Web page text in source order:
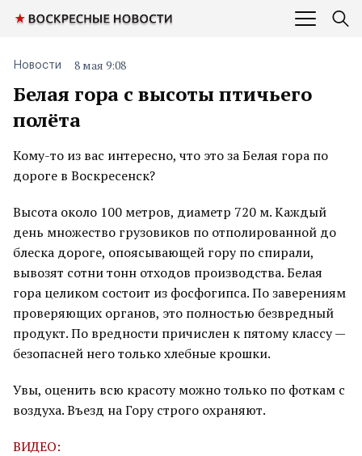
Белая гора с высоты птичьего
полёта
Новости 8 мая 9:08
Кому-то из вас интересно, что это за Белая гора по
дороге в Воскресенск?
Высота около 100 метров, диаметр 720 м. Каждый
день множество грузовиков по отполированной до
блеска дороге, опоясывающей гору по спирали,
вывозят сотни тонн отходов производства. Белая
гора целиком состоит из фосфогипса. По заверениям
проверяющих органов, это полностью безвредный
продукт. По вредности причислен к пятому классу —
безопасней него только хлебные крошки.
Увы, оценить всю красоту можно только по фоткам с
воздуха. Въезд на Гору строго охраняют.
ВИДЕО: